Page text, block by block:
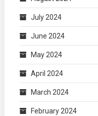
July 2024
June 2024
May 2024
April 2024
March 2024
February 2024